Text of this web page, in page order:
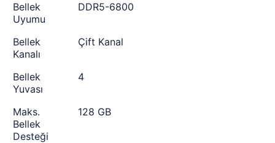
Bellek
Uyumu
DDR5-6800
Bellek
Kanalı
Çift Kanal
Bellek
Yuvası
4
Maks.
Bellek
Desteği
128 GB